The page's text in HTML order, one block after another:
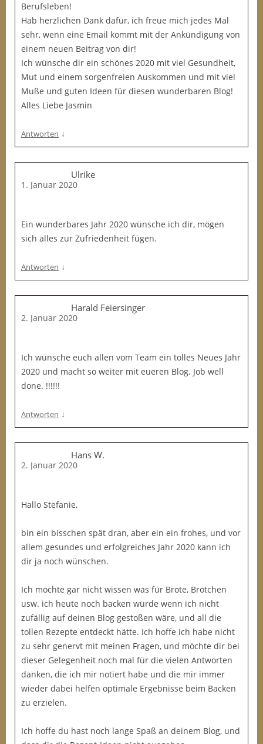
Berufsleben!
Hab herzlichen Dank dafür, ich freue mich jedes Mal
sehr, wenn eine Email kommt mit der Ankündigung von
einem neuen Beitrag von dir!
Ich wünsche dir ein schönes 2020 mit viel Gesundheit,
Mut und einem sorgenfreien Auskommen und mit viel
Muße und guten Ideen für diesen wunderbaren Blog!
Alles Liebe Jasmin
Antworten ↓
Ulrike
1. Januar 2020
Ein wunderbares Jahr 2020 wünsche ich dir, mögen
sich alles zur Zufriedenheit fügen.
Antworten ↓
Harald Feiersinger
2. Januar 2020
Ich wünsche euch allen vom Team ein tolles Neues Jahr
2020 und macht so weiter mit eueren Blog. Job well
done. !!!!!!
Antworten ↓
Hans W.
2. Januar 2020
Hallo Stefanie,
bin ein bisschen spät dran, aber ein ein frohes, und vor
allem gesundes und erfolgreiches Jahr 2020 kann ich
dir ja noch wünschen.
Ich möchte gar nicht wissen was für Brote, Brötchen
usw. ich heute noch backen würde wenn ich nicht
zufällig auf deinen Blog gestoßen wäre, und all die
tollen Rezepte entdeckt hätte. Ich hoffe ich habe nicht
zu sehr genervt mit meinen Fragen, und möchte dir bei
dieser Gelegenheit noch mal für die vielen Antworten
danken, die ich mir notiert habe und die mir immer
wieder dabei helfen optimale Ergebnisse beim Backen
zu erzielen.
Ich hoffe du hast noch lange Spaß an deinem Blog, und